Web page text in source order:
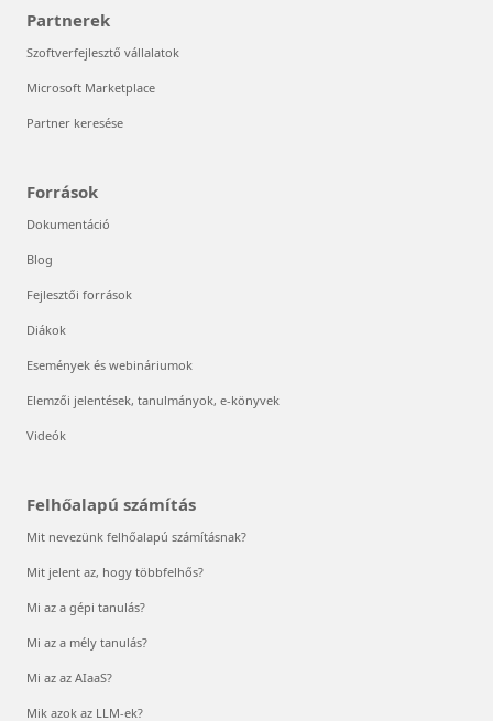
Partnerek
Szoftverfejlesztő vállalatok
Microsoft Marketplace
Partner keresése
Források
Dokumentáció
Blog
Fejlesztői források
Diákok
Események és webináriumok
Elemzői jelentések, tanulmányok, e-könyvek
Videók
Felhőalapú számítás
Mit nevezünk felhőalapú számításnak?
Mit jelent az, hogy többfelhős?
Mi az a gépi tanulás?
Mi az a mély tanulás?
Mi az az AIaaS?
Mik azok az LLM-ek?